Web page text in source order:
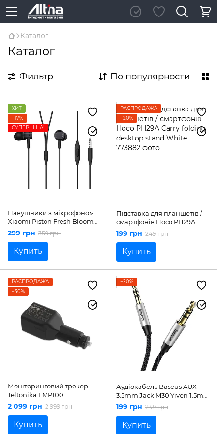
Каталог
Каталог
Фильтр По популярности
ХИТ
−17%
СУПЕР ЦІНА!
Навушники з мікрофоном
Xiaomi Piston Fresh Bloom
Matte Black (ZBW4354TY)
299 грн 359 грн
Купить
РАСПРОДАЖА
−20%
Підставка для планшетів /
смартфонів Hoco PH29A
Carry folding desktop stand
White
199 грн 249 грн
Купить
РАСПРОДАЖА
−30%
Моніторинговий трекер
Teltonika FMP100
2 099 грн 2 999 грн
Купить
−20%
Аудіокабель Baseus AUX
3.5mm Jack M30 Yiven 1.5m
Silver/Black (CAM30-CS1)
199 грн 249 грн
Купить